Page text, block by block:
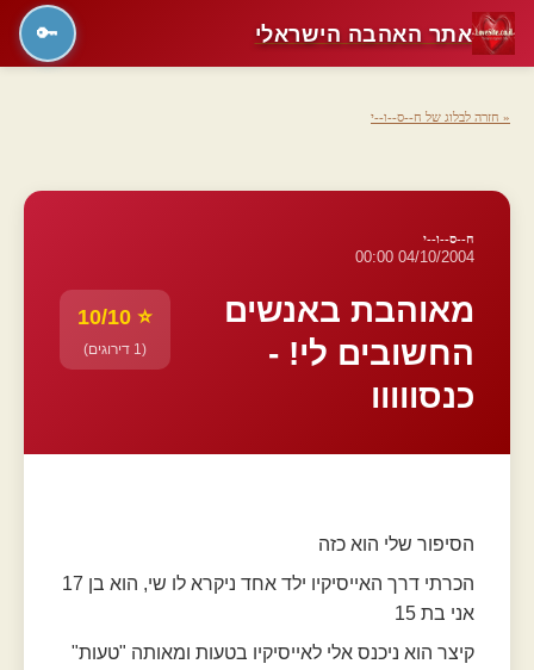
« חזרה לבלוג של ח--ס--ו--י
ח--ס--ו--י
04/10/2004 00:00
מאוהבת באנשים
החשובים לי! -
כנסווווו
⭐ 10/10
(1 דירוגים)
הסיפור שלי הוא כזה
הכרתי דרך האייסיקיו ילד אחד ניקרא לו שי, הוא בן 17
אני בת 15
קיצר הוא ניכנס אלי לאייסיקיו בטעות ומאותה "טעות"
אתר האהבה הישראלי 🔑